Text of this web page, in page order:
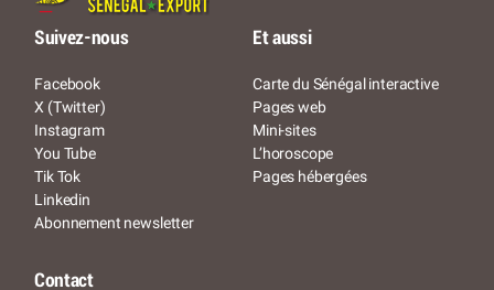
Suivez-nous
Facebook
X (Twitter)
Instagram
You Tube
Tik Tok
Linkedin
Abonnement newsletter
Et aussi
Carte du Sénégal interactive
Pages web
Mini-sites
L’horoscope
Pages hébergées
Contact